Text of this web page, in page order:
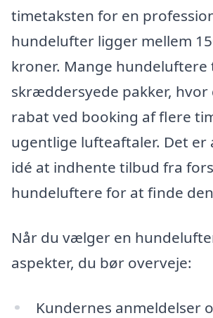
timetaksten for en
hundelufter ligger mellem
kroner. Mange hundeluftere
skræddersyede pakker, hvor
rabat ved booking af flere
ugentlige lufteaftaler. Det er
idé at indhente tilbud fra
hundeluftere for at finde
Når du vælger en
aspekter, du bør overveje:
Kundernes anmeldelser